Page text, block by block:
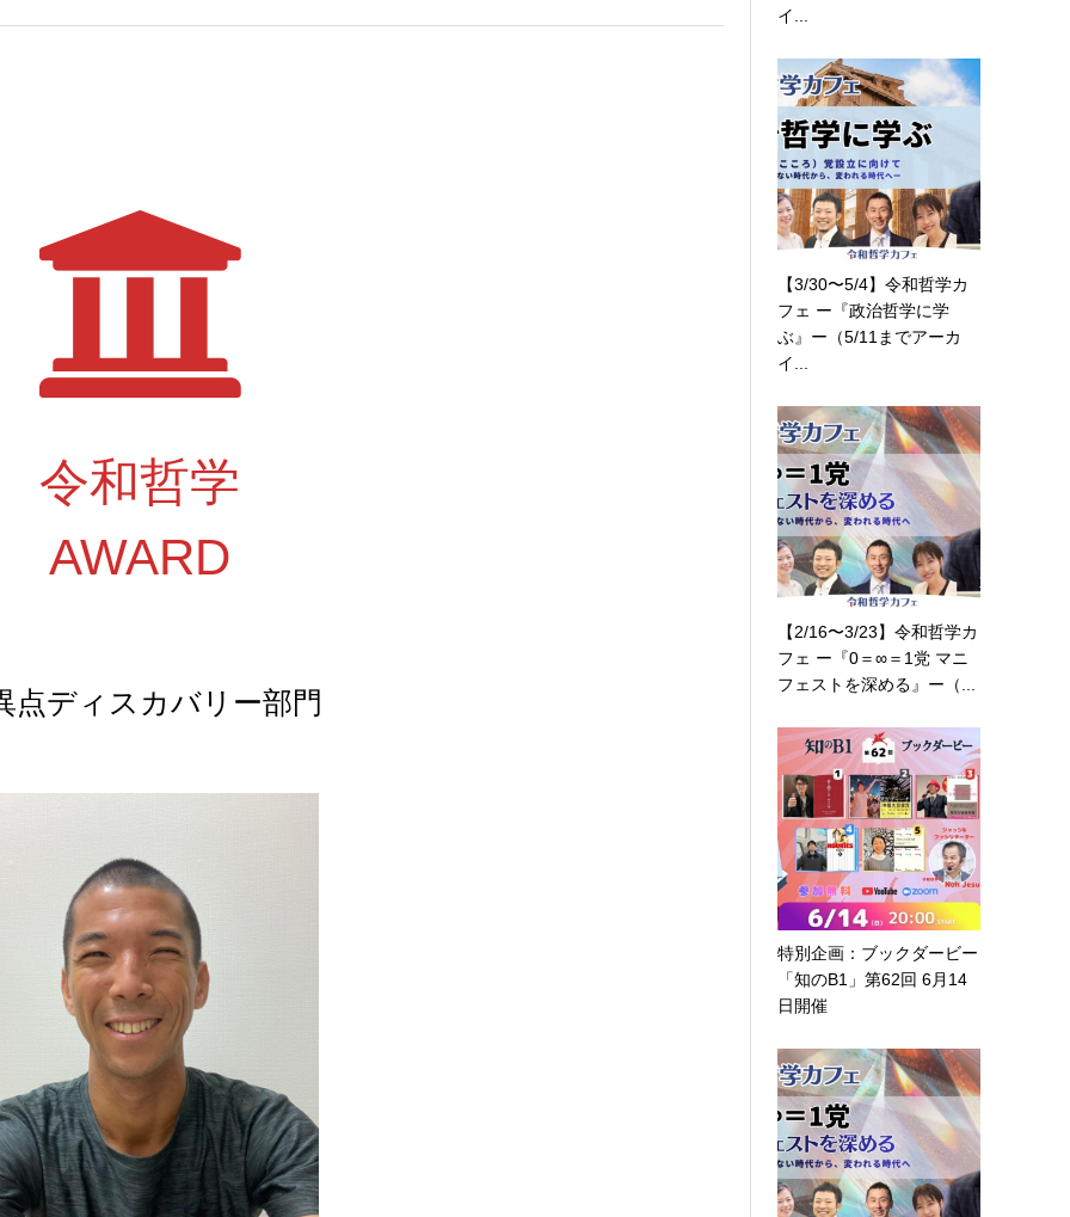
令和哲学
AWARD
点ディスカバリー部門
イ...
【3/30〜5/4】令和哲学カ
フェ ー『政治哲学に学
ぶ』ー（5/11までアーカ
イ...
【2/16〜3/23】令和哲学カ
フェ ー『0＝∞＝1党 マニ
フェストを深める』ー（...
特別企画：ブックダービー
「知のB1」第62回 6月14
日開催